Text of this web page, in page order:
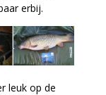
erbij.
leuk op de